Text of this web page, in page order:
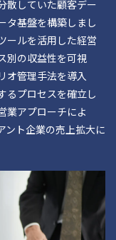
散していた顧客デー
タ基盤を構築しまし
ールを活用した経営
別の収益性を可視
オ管理手法を導入
るプロセスを確立し
業アプローチによ
ント企業の売上拡大に